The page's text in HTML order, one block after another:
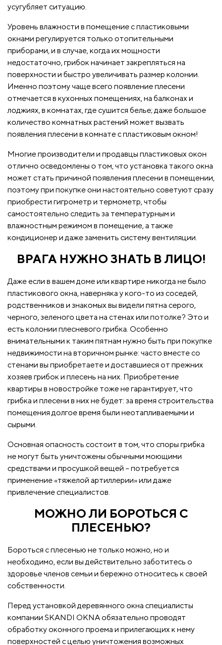
усугубляет ситуацию.
Уровень влажности в помещение с пластиковыми
окнами регулируется только отопительными
приборами, и в случае, когда их мощности
недостаточно, грибок начинает закрепляться на
поверхности и быстро увеличивать размер колонии.
Именно поэтому чаще всего появление плесени
отмечается в кухонных помещениях, на балконах и
лоджиях, в комнатах, где сушится белье; даже большое
количество комнатных растений может вызвать
появления плесени в комнате с пластиковым окном!
Многие производители и продавцы пластиковых окон
отлично осведомлены о том, что установка такого окна
может стать причиной появления плесени в помещении,
поэтому при покупке они настоятельно советуют сразу
приобрести гигрометр и термометр, чтобы
самостоятельно следить за температурным и
влажностным режимом в помещение, а также
кондиционер и даже заменить систему вентиляции.
ВРАГА НУЖНО ЗНАТЬ В ЛИЦО!
Даже если в вашем доме или квартире никогда не было
пластикового окна, наверняка у кого-то из соседей,
родственников и знакомых вы видели пятна серого,
черного, зеленого цвета на стенах или потолке? Это и
есть колонии плесневого грибка. Особенно
внимательными к таким пятнам нужно быть при покупке
недвижимости на вторичном рынке: часто вместе со
стенами вы приобретаете и доставшиеся от прежних
хозяев грибок и плесень на них. Приобретение
квартиры в новостройке тоже не гарантирует, что
грибка и плесени в них не будет: за время строительства
помещения долгое время были неотапливаемыми и
сырыми.
Основная опасность состоит в том, что споры грибка
не могут быть уничтожены обычными моющими
средствами и просушкой вещей – потребуется
применение «тяжелой артиллерии» или даже
привлечение специалистов.
МОЖНО ЛИ БОРОТЬСЯ С
ПЛЕСЕНЬЮ?
Бороться с плесенью не только можно, но и
необходимо, если вы действительно заботитесь о
здоровье членов семьи и бережно относитесь к своей
собственности.
Перед установкой деревянного окна специалисты
компании SKANDI OKNA обязательно проводят
обработку оконного проема и прилегающих к нему
поверхностей с целью уничтожения возможных